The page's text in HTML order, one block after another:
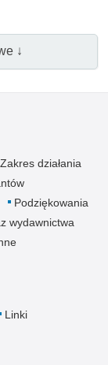
↓
Zakres działania
Podziękowania
wydawnictwa
Linki